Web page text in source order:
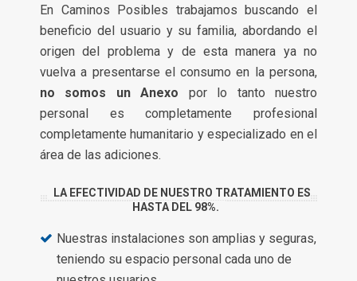
En Caminos Posibles trabajamos buscando el
beneficio del usuario y su familia, abordando el
origen del problema y de esta manera ya no
vuelva a presentarse el consumo en la persona,
no somos un Anexo por lo tanto nuestro
personal es completamente profesional
completamente humanitario y especializado en el
área de las adiciones.
LA EFECTIVIDAD DE NUESTRO TRATAMIENTO ES
HASTA DEL 98%.
Nuestras instalaciones son amplias y seguras,
teniendo su espacio personal cada uno de